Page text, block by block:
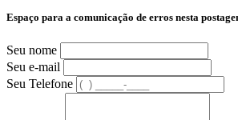
Espaço para a comunicação de erros nesta
Seu nome
Seu e-mail
Seu Telefone